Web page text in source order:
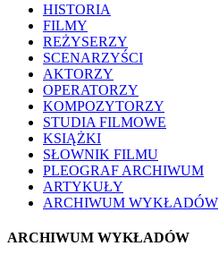
HISTORIA
FILMY
REŻYSERZY
SCENARZYŚCI
AKTORZY
OPERATORZY
KOMPOZYTORZY
STUDIA FILMOWE
KSIĄŻKI
SŁOWNIK FILMU
PLEOGRAF ARCHIWUM
ARTYKUŁY
ARCHIWUM WYKŁADÓW
ARCHIWUM WYKŁADÓW